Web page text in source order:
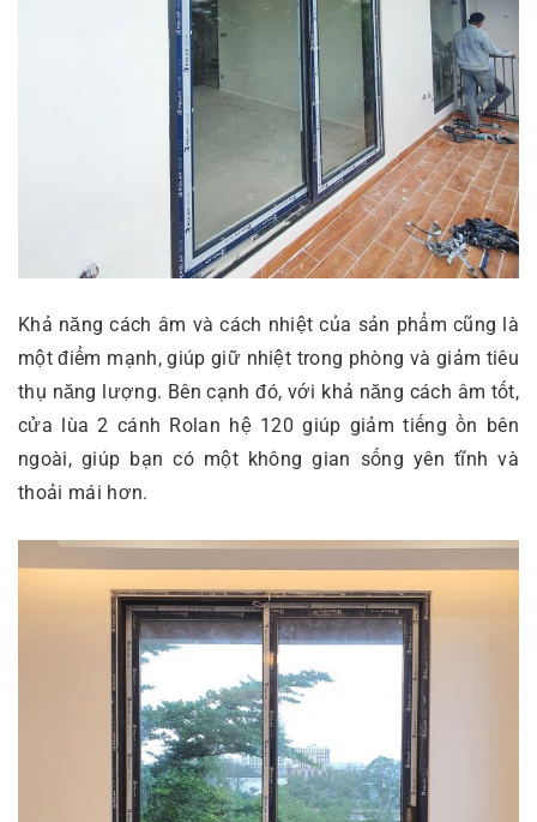
Khả năng cách âm và cách nhiệt của sản phẩm cũng là
một điểm mạnh, giúp giữ nhiệt trong phòng và giảm tiêu
thụ năng lượng. Bên cạnh đó, với khả năng cách âm tốt,
cửa lùa 2 cánh Rolan hệ 120 giúp giảm tiếng ồn bên
ngoài, giúp bạn có một không gian sống yên tĩnh và
thoải mái hơn.